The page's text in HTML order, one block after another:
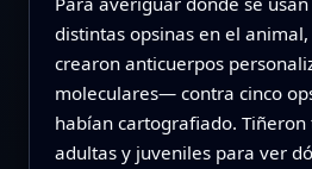
distintas opsinas en el
crearon anticuerpos
moleculares— contra cinco
habían cartografiado.
adultas y juveniles para ver